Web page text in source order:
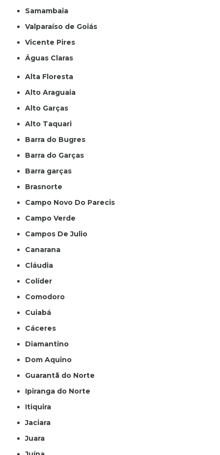
Samambaia
Valparaíso de Goiás
Vicente Pires
Águas Claras
Alta Floresta
Alto Araguaia
Alto Garças
Alto Taquari
Barra do Bugres
Barra do Garças
Barra garças
Brasnorte
Campo Novo Do Parecis
Campo Verde
Campos De Julio
Canarana
Cláudia
Colíder
Comodoro
Cuiabá
Cáceres
Diamantino
Dom Aquino
Guarantã do Norte
Ipiranga do Norte
Itiquira
Jaciara
Juara